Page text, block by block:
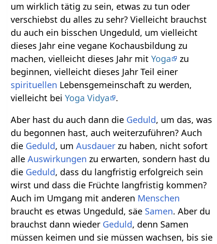
um wirklich tätig zu sein, etwas zu tun oder
verschiebst du alles zu sehr? Vielleicht brauchst
du auch ein bisschen Ungeduld, um vielleicht
dieses Jahr eine vegane Kochausbildung zu
machen, vielleicht dieses Jahr mitYoga
zu
beginnen, vielleicht dieses Jahr Teil einer
spirituellen Lebensgemeinschaft zu werden,
vielleicht beiYoga Vidya
.
Aber hast du auch dann die Geduld, um das, was
du begonnen hast, auch weiterzuführen? Auch
die Geduld, umAusdauer zu haben, nicht sofort
alleAuswirkungen zu erwarten, sondern hast du
die Geduld, dass du langfristig erfolgreich sein
wirst und dass die Früchte langfristig kommen?
Auch im Umgang mit anderen Menschen
braucht es etwas Ungeduld, säe Samen. Aber du
brauchst dann wieder Geduld, denn Samen
müssen keimen und sie müssen wachsen, bis sie